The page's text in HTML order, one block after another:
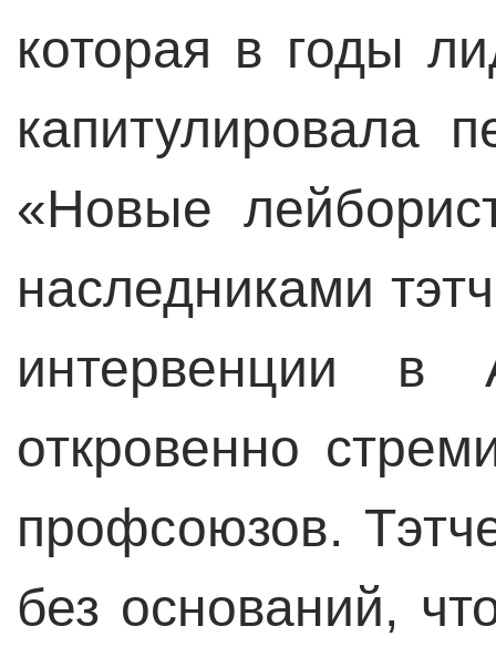
которая в годы
капитулировала
«Новые
наследниками
интервенции в
откровенно
профсоюзов.
без оснований,